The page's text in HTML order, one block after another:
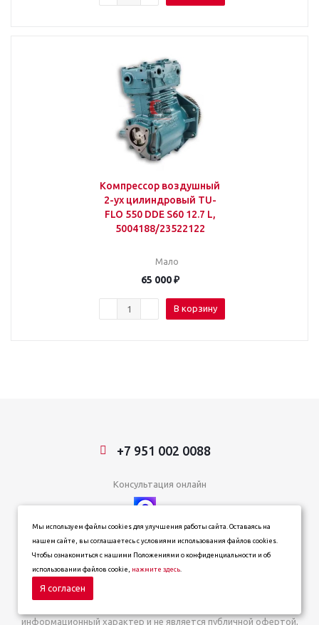
Компрессор воздушный
2-ух цилиндровый TU-
FLO 550 DDE S60 12.7 L,
5004188/23522122
Мало
65 000₽
В корзину
+7 951 002 0088
Консультация онлайн
© ® trucklinerdv.ru, 2007-2026
информационный характер и не является публичной офертой,
ИП Зданович Константин Геннадьевич
Мы используем файлы cookies для улучшения работы сайта. Оставаясь на
нашем сайте, вы соглашаетесь с условиями использования файлов cookies.
Чтобы ознакомиться с нашими Положениями о конфиденциальности и об
использовании файлов cookie, нажмите здесь.
Я согласен